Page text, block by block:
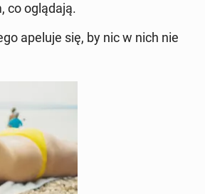
co oglą­da­ją.
apeluje się, by nic w nich nie